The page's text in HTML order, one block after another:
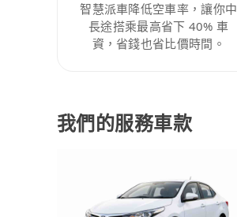
智慧派車降低空車率，讓你中
長途搭乘最高省下 40% 車
資，省錢也省比價時間。
我們的服務車款